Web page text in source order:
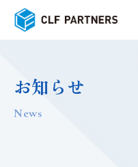
お知らせ
news